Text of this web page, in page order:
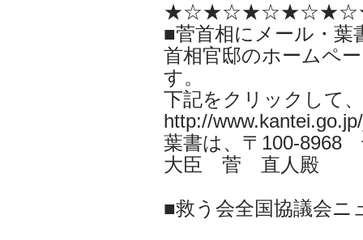
■菅首相にメール・葉
首相官邸のホームペ
す。
下記をクリックして
http://
葉書は、〒100-8968
大臣 菅 直人殿
■救う会全国協議会ニ